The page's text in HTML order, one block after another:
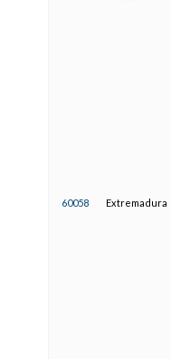
60058 Extremadura